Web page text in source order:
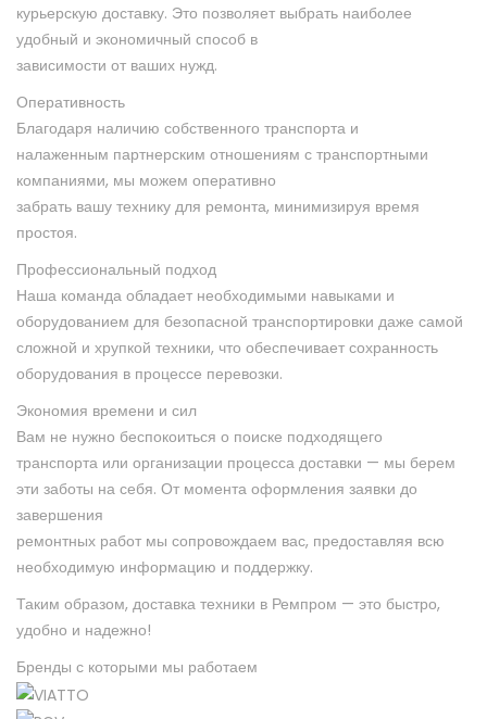
курьерскую доставку. Это позволяет выбрать наиболее
удобный и экономичный способ в
зависимости от ваших нужд.
Оперативность
Благодаря наличию собственного транспорта и
налаженным партнерским отношениям с транспортными
компаниями, мы можем оперативно
забрать вашу технику для ремонта, минимизируя время
простоя.
Профессиональный подход
Наша команда обладает необходимыми навыками и
оборудованием для безопасной транспортировки даже самой
сложной и хрупкой техники, что обеспечивает сохранность
оборудования в процессе перевозки.
Экономия времени и сил
Вам не нужно беспокоиться о поиске подходящего
транспорта или организации процесса доставки — мы берем
эти заботы на себя. От момента оформления заявки до
завершения
ремонтных работ мы сопровождаем вас, предоставляя всю
необходимую информацию и поддержку.
Таким образом, доставка техники в Ремпром — это быстро,
удобно и надежно!
Бренды с которыми мы работаем​